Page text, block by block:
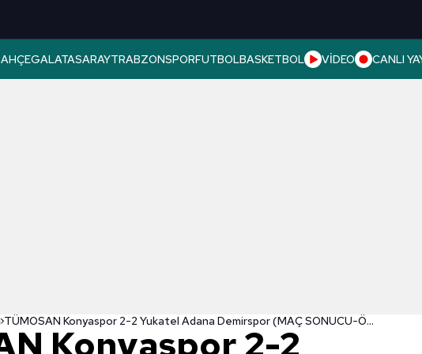
GALATASARAYTRABZONSPORFUTBOLBASKETBOL VİDEO CANLI
TÜMOSAN Konyaspor 2-2 Yukatel Adana Demirspor (MAÇ SONUCU-ÖZET) Gol düellosunda kazanan yok!
Konyaspor 2-2